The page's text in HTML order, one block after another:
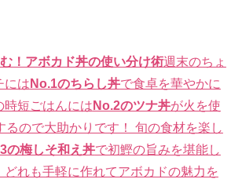
！アボカド丼の使い分け術週末のちょ
には No.1のちらし丼で食卓を華やかに
時短ごはんには No.2のツナ丼が火を使
るので大助かりです！ 旬の食材を楽し
の梅しそ和え丼で初鰹の旨みを堪能し
どれも手軽に作れてアボカドの魅力を